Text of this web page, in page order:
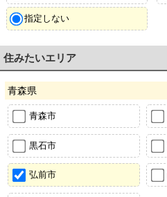
指定しない
住みたいエリア
青森県
青森市
黒石市
弘前市